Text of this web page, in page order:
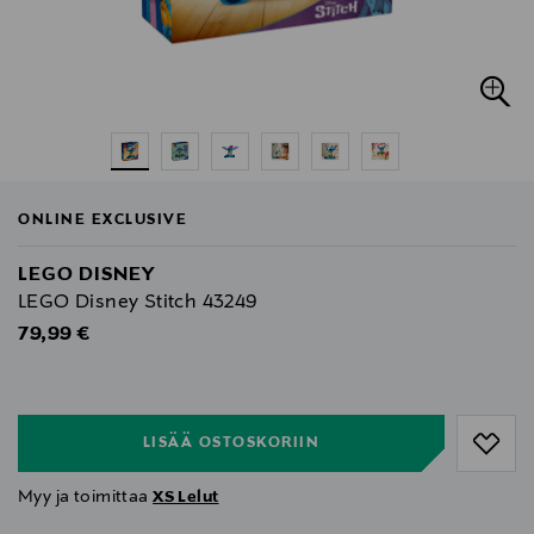
ONLINE EXCLUSIVE
LEGO DISNEY
LEGO Disney Stitch 43249
Original Price
79,99 €
LISÄÄ OSTOSKORIIN
Myy ja toimittaaXS Lelut